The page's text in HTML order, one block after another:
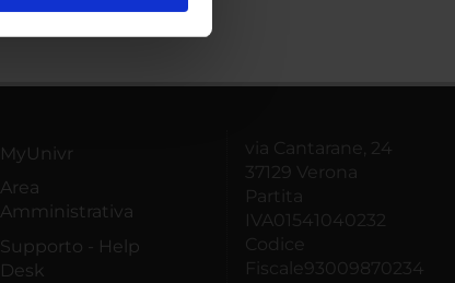
MyUnivr
Area
Amministrativa
Supporto - Help
Desk
via Cantarane, 24
37129 Verona
Partita
IVA01541040232
Codice
Fiscale93009870234